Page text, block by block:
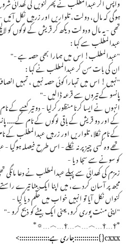
ہوگی کہ مال، دولت، تلواریں اور زرہیں نکل
تھی - یہ مال ودولت دیکھ کر قریش کے لوگوں کو
عبدالمطلب سے کہا :
"عبدالمطلب! اس میں ہمارا بھی حصہ ہے -"
ان کی بات سن کر عبدالمطلب نے کہا :
"نہیں ! اس میں تمہارا کوئی حصہ نہیں ، تمہیں
پانسو کے تیروں سے قرعہ ڈالیں -"
انہوں نے ایسا کرنا منظور کرلیا - دو تیر کعبے
کے اور دو قریش کے باقی لوگوں کے نام کے....
کے نام نکلا، تلواریں اور زرہیں عبدالمطلب کے
تھے وہ کسی چیز پر نہ نکلے - اس طرح فیصلہ
کو سونے سے سجا دیا -
زمزم کی کھدائی سے پہلے عبدالمطلب نے دعا
مجھ پر آسان کردے، میں اپنا ایک بیٹا تیرے
کنواں نکل آیا تو انہیں خواب میں حکم دیا گیا -
"اپنی منت پوری کرو، یعنی ایک بیٹے کو ذبح کرو -"
*ⲯ﹍︿﹍︿﹍ⲯ﹍ⲯ﹍︿﹍☼*
cxxx{}::::::::::::جاری ہے:::::::::::::::>